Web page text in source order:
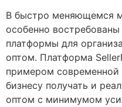
В быстро меняющемся
особенно
платформы для
оптом. Платформа
примером
бизнесу получать и
оптом с минимумом